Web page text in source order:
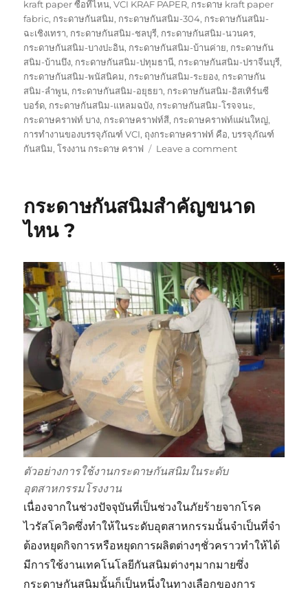
on
kraft paper ซื้อที่ไหน,VCI KRAF PAPER, กระดาษ kraft paper
fabric, กระดาษกันสนิม, กระดาษกันสนิม-304, กระดาษกันสนิม-
ฉะเชิงเทรา, กระดาษกันสนิม-ชลบุรี, กระดาษกันสนิม-นวนคร,
กระดาษกันสนิม-บางปะอิน, กระดาษกันสนิม-บ้านค่าย, กระดาษกัน
สนิม-บ้านบึง, กระดาษกันสนิม-ปทุมธานี, กระดาษกันสนิม-ปราจีนบุรี,
กระดาษกันสนิม-พนัสนิคม, กระดาษกันสนิม-ระยอง, กระดาษกัน
สนิม-ลำพูน, กระดาษกันสนิม-อยุธยา, กระดาษกันสนิม-อิสเทิร์นซี
บอร์ด, กระดาษกันสนิม-แหลมฉบัง, กระดาษกันสนิม-โรจจนะ,
กระดาษคราฟท์ บาง, กระดาษคราฟท์สี, กระดาษคราฟท์แผ่นใหญ่,
การทำงานของบรรจุภัณฑ์ VCI, ถุงกระดาษคราฟท์ คือ,บรรจุภัณฑ์
กันสนิม,โรงงาน กระดาษ คราฟ Leave a commenton
กับ
สนิม
ใช้
งาน
เหมือน
กัน
ไหม
?
กระดาษกันสนิมสำคัญขนาด
ไหน ?
ตัวอย่างการใช้งานกระดาษกันสนิมในระดับ
อุตสาหกรรมโรงงาน
เนื่องจากในช่วงปัจจุบันที่เป็นช่วงในภัยร้ายจากโรค
ไวรัสโควิดซึ่งทำให้ในระดับอุตสาหกรรมนั้นจำเป็นที่จำ
ต้องหยุดกิจการหรือหยุดการผลิตต่างๆชั่วคราวทำให้ได้
มีการใช้งานเทคโนโลยีกันสนิมต่างๆมากมายซึ่ง
กระดาษกันสนิมนั้นก็เป็นหนึ่งในทางเลือกของการ